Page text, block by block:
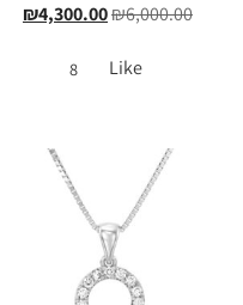
₪6,000.00
₪4,300.00
Like
8